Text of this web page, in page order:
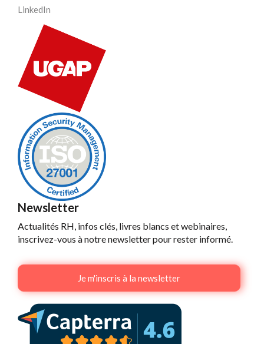
LinkedIn
Newsletter
Actualités RH, infos clés, livres blancs et webinaires,
inscrivez-vous à notre newsletter pour rester informé.
Je m'inscris à la newsletter